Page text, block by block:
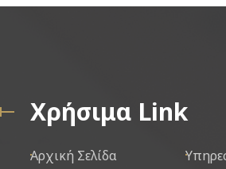
Χρήσιμα Link
Αρχική Σελίδα